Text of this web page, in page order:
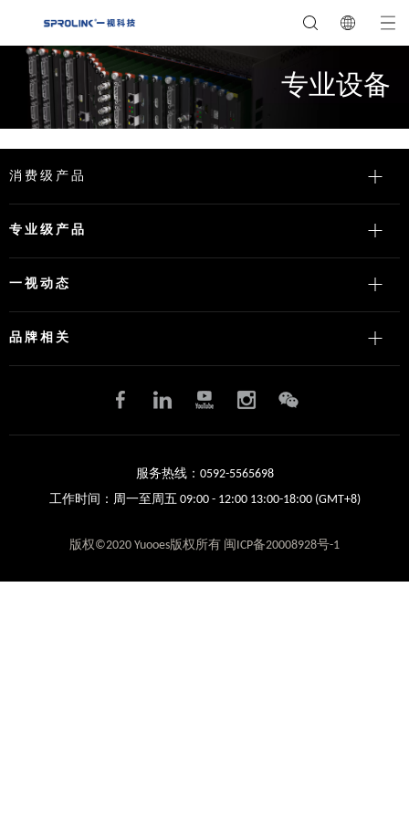
专业设备
消费级产品
专业级产品
一视动态
品牌相关
服务热线：0592-5565698
工作时间：周一至周五 09:00 - 12:00 13:00-18:00 (GMT+8)
版权©2020 Yuooes版权所有 闽ICP备20008928号-1